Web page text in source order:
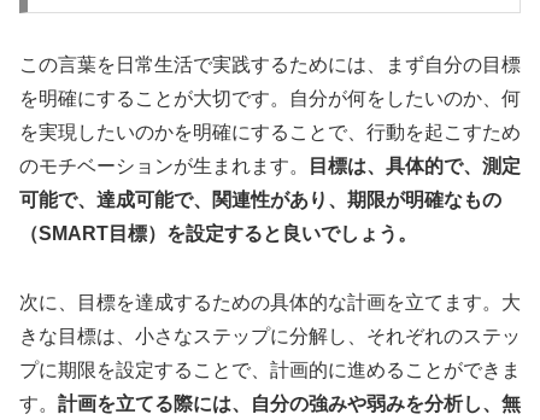
この言葉を日常生活で実践するためには、まず自分の目標
を明確にすることが大切です。自分が何をしたいのか、何
を実現したいのかを明確にすることで、行動を起こすため
のモチベーションが生まれます。
目標は、具体的で、測定
可能で、達成可能で、関連性があり、期限が明確なもの
（SMART目標）を設定すると良いでしょう。
次に、目標を達成するための具体的な計画を立てます。大
きな目標は、小さなステップに分解し、それぞれのステッ
プに期限を設定することで、計画的に進めることができま
す。 計画を立てる際には、自分の強みや弱みを分析し、無